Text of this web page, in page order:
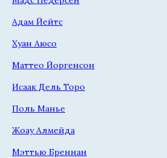
Адам Йейтс
Хуан Аюсо
Маттео Йоргенсон
Исаак Дель Торо
Поль Манье
Жоау Алмейда
Мэттью Бреннан